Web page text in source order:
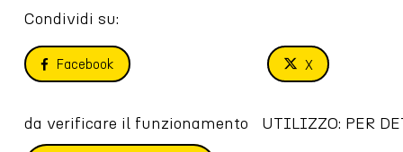
Condividi su:
Facebook X
da verificare il funzionamento   UTILIZZO: PER